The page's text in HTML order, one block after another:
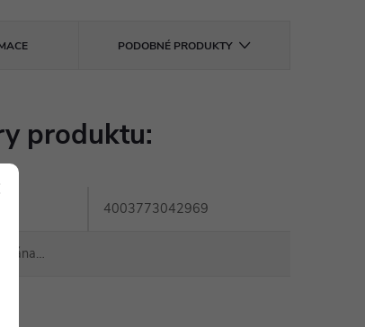
PODOBNÉ PRODUKTY
produktu:
4003773042969